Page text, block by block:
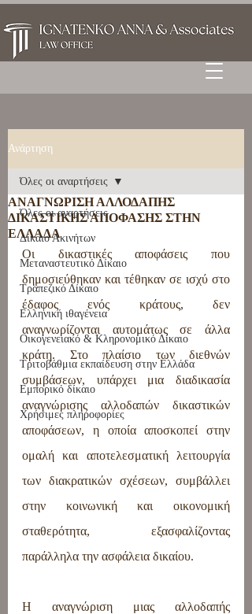
Ανάρτηση
Όλες οι αναρτήσεις
Δίκαιο Ακινήτων
Μεταναστευτικό Δίκαιο
Τραπεζικό Δίκαιο
Ελληνική ιθαγένεια
Οικογενειακό & Κληρονομικό Δίκαιο
Τριτοβάθμια εκπαίδευση στην Ελλάδα
Εμπορικό δίκαιο
Χρήσιμες πληροφορίες
Όλες οι αναρτήσεις
ΑΝΑΓΝΩΡΙΣΗ ΑΛΛΟΔΑΠΗΣ
ΔΙΚΑΣΤΙΚΗΣ ΑΠΟΦΑΣΗΣ ΣΤΗΝ
ΕΛΛΑΔΑ
Οι δικαστικές αποφάσεις που
δημοσιεύθηκαν και τέθηκαν σε ισχύ στο
έδαφος ενός κράτους, δεν
αναγνωρίζονται αυτομάτως σε άλλα
κράτη. Στο πλαίσιο των διεθνών
συμβάσεων, υπάρχει μια διαδικασία
αναγνώρισης αλλοδαπών δικαστικών
αποφάσεων, η οποία αποσκοπεί στην
ομαλή και αποτελεσματική λειτουργία
των διακρατικών σχέσεων, συμβάλλει
στην κοινωνική και οικονομική
σταθερότητα, εξασφαλίζοντας
παράλληλα την ασφάλεια δικαίου.
Η αναγνώριση μιας αλλοδαπής